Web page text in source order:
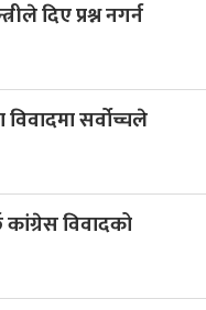
दिए प्रश्न नगर्न
सर्वोच्चले
विवादको